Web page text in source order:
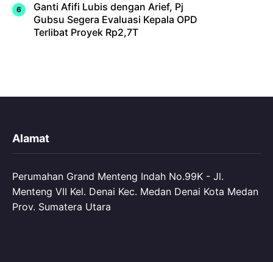
Ganti Afifi Lubis dengan Arief, Pj
Gubsu Segera Evaluasi Kepala OPD
Terlibat Proyek Rp2,7T
Alamat
Perumahan Grand Menteng Indah No.99K - Jl.
Menteng VII Kel. Denai Kec. Medan Denai Kota Medan
Prov. Sumatera Utara